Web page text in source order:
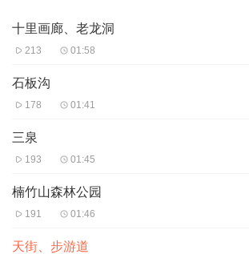
十里画廊、老龙洞
213 01:58
石板沟
178 01:41
三泉
193 01:45
楠竹山森林公园
191 01:46
天街、步游道